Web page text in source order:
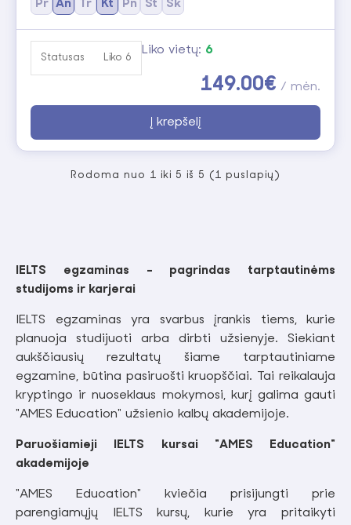
Pr An Tr Kt Pn Št Sk
Statusas Liko 6
149.00€ / mėn.
Liko vietų: 6
Į krepšelį
Rodoma nuo 1 iki 5 iš 5 (1 puslapių)
IELTS egzaminas - pagrindas tarptautinėms
studijoms ir karjerai
IELTS egzaminas yra svarbus įrankis tiems, kurie
planuoja studijuoti arba dirbti užsienyje. Siekiant
aukščiausių rezultatų šiame tarptautiniame
egzamine, būtina pasiruošti kruopščiai. Tai reikalauja
kryptingo ir nuoseklaus mokymosi, kurį galima gauti
"AMES Education" užsienio kalbų akademijoje.
Paruošiamieji IELTS kursai "AMES Education"
akademijoje
"AMES Education" kviečia prisijungti prie
parengiamųjų IELTS kursų, kurie yra pritaikyti